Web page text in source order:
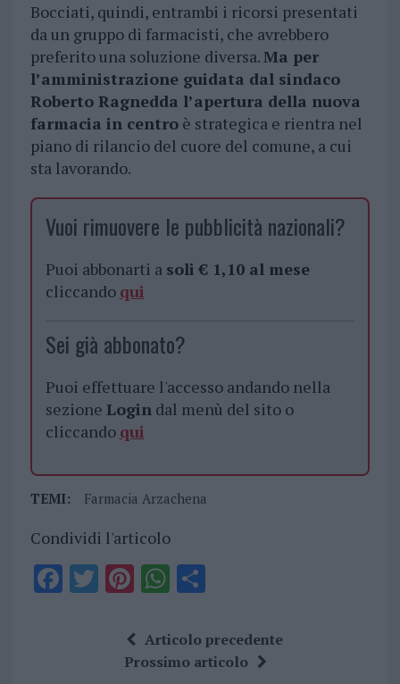
Bocciati, quindi, entrambi i ricorsi presentati
da un gruppo di farmacisti, che avrebbero
preferito una soluzione diversa.Ma per
l’amministrazione guidata dal sindaco
Roberto Ragnedda l’apertura della nuova
farmacia in centroè strategica e rientra nel
piano di rilancio del cuore del comune, a cui
sta lavorando.
Vuoi rimuovere le pubblicità nazionali?
Puoi abbonarti a soli € 1,10 al mese
cliccando qui
Sei già abbonato?
Puoi effettuare l'accesso andando nella
sezione Logindal menù del sito o
cliccando qui
TEMI: Farmacia Arzachena
Condividi l'articolo
F T Pi
te
re
W
at
s
S
a
re
Articolo precedente
Prossimo articolo